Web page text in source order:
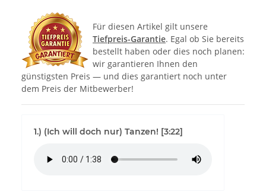
Für diesen Artikel gilt unsere
Tiefpreis-Garantie. Egal ob Sie bereits
bestellt haben oder dies noch planen:
wir garantieren Ihnen den
günstigsten Preis — und dies garantiert noch unter
dem Preis der Mitbewerber!
1.) (Ich will doch nur) Tanzen! [3:22]